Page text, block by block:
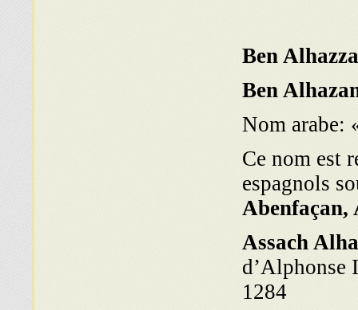
Ben
Nom arabe:
Ce nom est
espagnols
Abenfaçan,
Assach
d’Alphon­se
1284